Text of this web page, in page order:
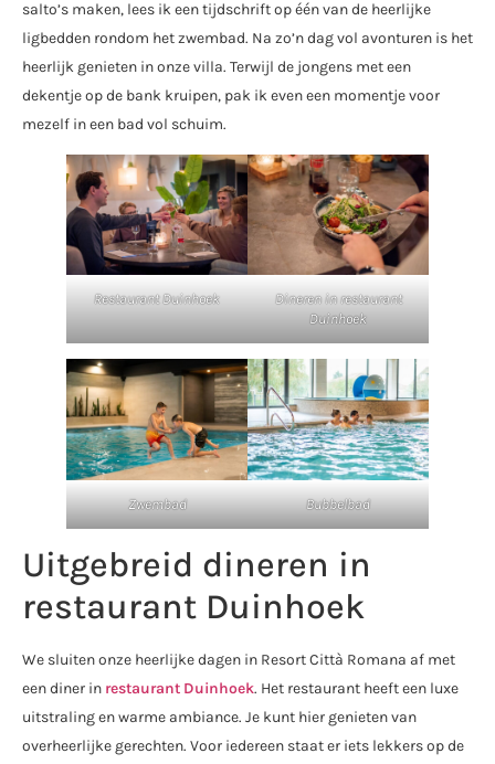
salto’s maken, lees ik een tijdschrift op één van de heerlijke
ligbedden rondom het zwembad. Na zo’n dag vol avonturen is het
heerlijk genieten in onze villa. Terwijl de jongens met een
dekentje op de bank kruipen, pak ik even een momentje voor
mezelf in een bad vol schuim.
Restaurant Duinhoek
Dineren in restaurant
Duinhoek
Zwembad Bubbelbad
Uitgebreid dineren in
restaurant Duinhoek
We sluiten onze heerlijke dagen in Resort Città Romana af met
een diner in restaurant Duinhoek. Het restaurant heeft een luxe
uitstraling en warme ambiance. Je kunt hier genieten van
overheerlijke gerechten. Voor iedereen staat er iets lekkers op de